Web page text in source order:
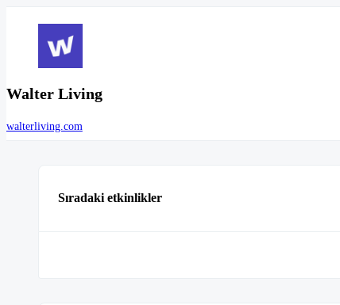
Walter Living
walterliving.com
Sıradaki etkinlikler